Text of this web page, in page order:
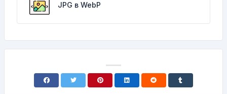
JPG в WebP